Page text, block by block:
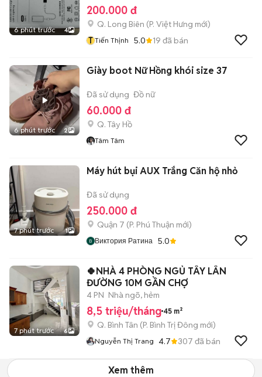
6 phút trước 4
200.000 đ
Q. Long Biên (P. Việt Hưng mới)
T Tiến Thịnh 5.0 19 đã bán
6 phút trước 2
Giày boot Nữ Hồng khói size 37
Đã sử dụng Đồ nữ
60.000 đ
Q. Tây Hồ
Tâm Tâm
7 phút trước 1
Máy hút bụi AUX Trắng Căn hộ nhỏ
Đã sử dụng
250.000 đ
Quận 7 (P. Phú Thuận mới)
Виктория Ратина 5.0
7 phút trước 6
🍀NHÀ 4 PHÒNG NGỦ TÂY LÂN
ĐƯỜNG 10M GẦN CHỢ
4 PN Nhà ngõ, hẻm
8,5 triệu/tháng 45 m²
Q. Bình Tân (P. Bình Trị Đông mới)
Nguyễn Thị Trang 4.7 307 đã bán
Xem thêm